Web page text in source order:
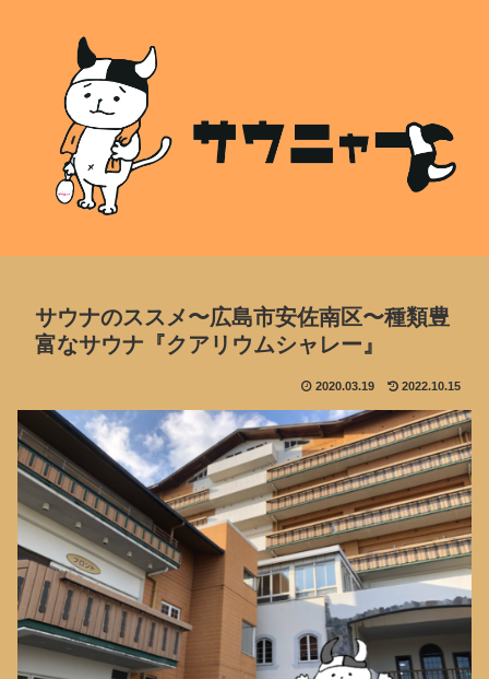
サウナのススメ〜広島市安佐南区〜種類豊
富なサウナ『クアリウムシャレー』
2020.03.19 2022.10.15